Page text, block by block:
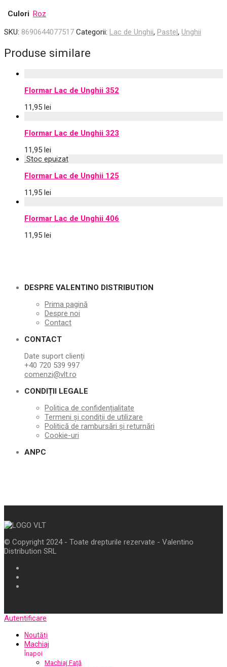
Culori Roz
SKU: 8690644077517 Categorii: Lac de Unghii, Pastel, Unghii
Produse similare
Flormar Lac de Unghii 352
11,95 lei
Flormar Lac de Unghii 323
11,95 lei
Flormar Lac de Unghii 125
11,95 lei
Flormar Lac de Unghii 406
11,95 lei
DESPRE VALENTINO DISTRIBUTION
Prima pagină
Despre noi
Contact
CONTACT
Date suport clienți
+40 720 539 997
comenzi@vlt.ro
CONDIȚII LEGALE
Politica de confidențialitate
Termeni și condiții de utilizare
Politică de rambursări și returnări
Cookie-uri
ANPC
© Copyright 2024 - Toate drepturile rezervate - Valentino
Distribution SRL
Autentificare
Noutăți
Machiaj
Înapoi
Machiaj Față